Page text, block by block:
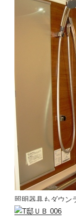
照明器具もダウン